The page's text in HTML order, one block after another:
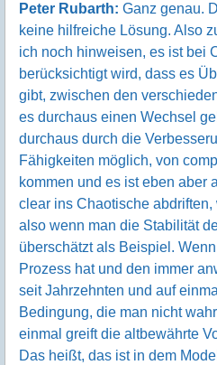
Peter Rubarth: Ganz genau.
keine hilfreiche Lösung. Also
ich noch hinweisen, es ist bei
berücksichtigt wird, dass es
gibt, zwischen den
es durchaus einen Wechsel
durchaus durch die
Fähigkeiten möglich, von
kommen und es ist eben aber
clear ins Chaotische
also wenn man die Stabilität
überschätzt als Beispiel.
Prozess hat und den immer
seit Jahrzehnten und auf
Bedingung, die man nicht
einmal greift die altbewährte
Das heißt, das ist in dem